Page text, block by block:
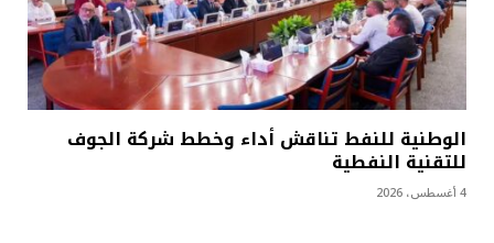
الوطنية للنفط تناقش أداء وخطط شركة الجوف
للتقنية النفطية
4 أغسطس، 2026